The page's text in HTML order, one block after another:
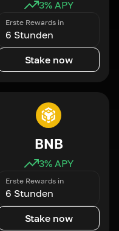
3% APY
Erste Rewards in
6 Stunden
Stake now
BNB
3% APY
Erste Rewards in
6 Stunden
Stake now